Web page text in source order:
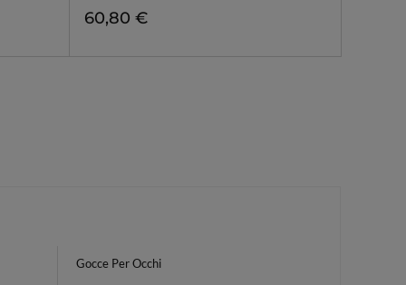
60,80 €
Gocce Per Occhi